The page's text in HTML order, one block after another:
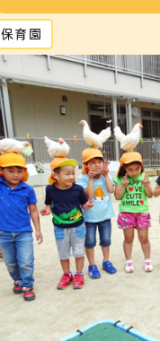
保育園